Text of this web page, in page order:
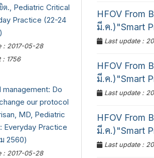
ต., Pediatric Critical
Practice (22-24
: 2017-05-28
1756
management: Do
our protocol
MD, Pediatric
Everyday Practice
2560)
: 2017-05-28
HFOV From
มี.ค.)"Smart
Last update :
HFOV From
มี.ค.)"Smart
Last update :
HFOV From
มี.ค.)"Smart
Last update :